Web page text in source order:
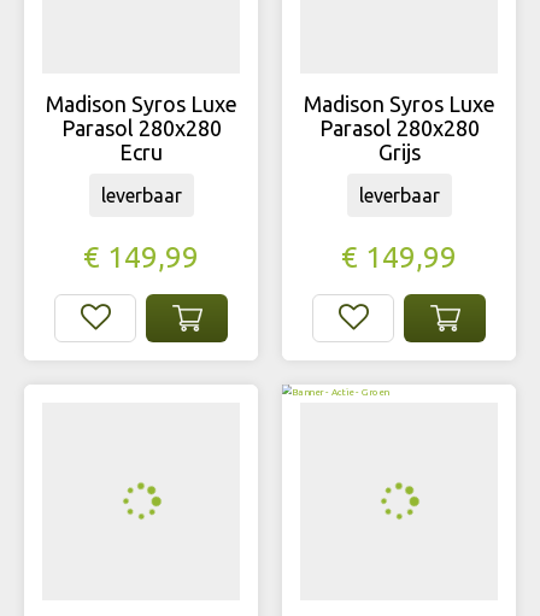
Madison Syros Luxe
Parasol 280x280
Ecru
€ 149,99
leverbaar
Madison Syros Luxe
Parasol 280x280
Grijs
€ 149,99
leverbaar